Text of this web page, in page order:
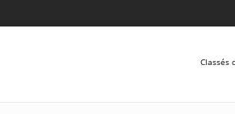
Classés